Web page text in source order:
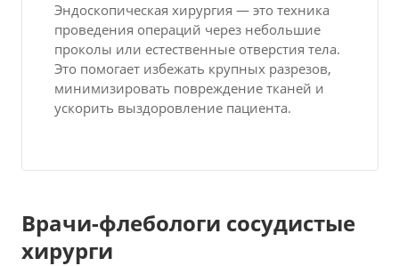
Эндоскопическая хирургия — это техника
проведения операций через небольшие
проколы или естественные отверстия тела.
Это помогает избежать крупных разрезов,
минимизировать повреждение тканей и
ускорить выздоровление пациента.
Врачи-флебологи сосудистые
хирурги